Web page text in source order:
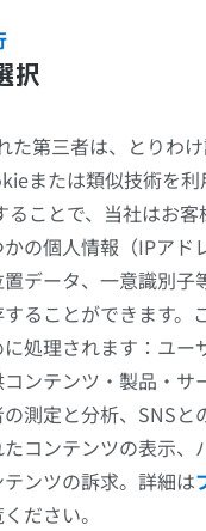
択
た第三者は、とりわ
または類似技術を利
ことで、当社はお客
の個人情報（IPアド
データ、一意識別子
ることができます。
処理されます：ユー
ンテンツ・製品・サ
測定と分析、SNSと
コンテンツの表示、
ンツの訴求。詳細は
ださい。